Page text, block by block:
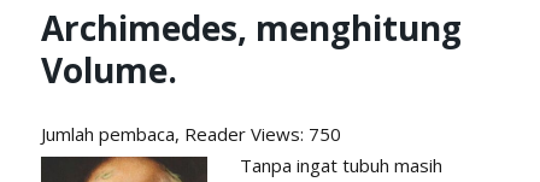
Archimedes, menghitung
Volume.
Jumlah pembaca, ReaderViews: 750
Tanpa ingat tubuh masih